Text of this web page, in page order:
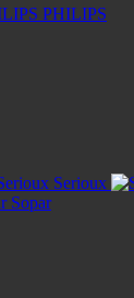
PHILIPS
Serioux
Sopar